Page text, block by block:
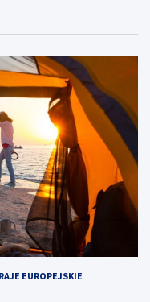
EUROPEJSKIE